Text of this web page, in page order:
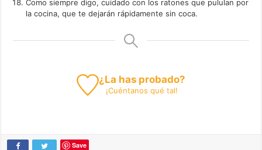
Como siempre digo, cuidado con los ratones que pululan por
la cocina, que te dejarán rápidamente sin coca.
¿La has probado?
¡Cuéntanos qué tal!
Save